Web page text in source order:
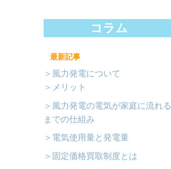
コラム
最新記事
＞風力発電について
＞メリット
＞風力発電の電気が家庭に流れる
までの仕組み
＞電気使用量と発電量
＞固定価格買取制度とは